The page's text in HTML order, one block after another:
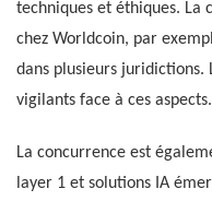
techniques et éthiques. La
chez Worldcoin, par
dans plusieurs juridictions.
vigilants face à ces aspects.
La concurrence est
layer 1 et solutions IA